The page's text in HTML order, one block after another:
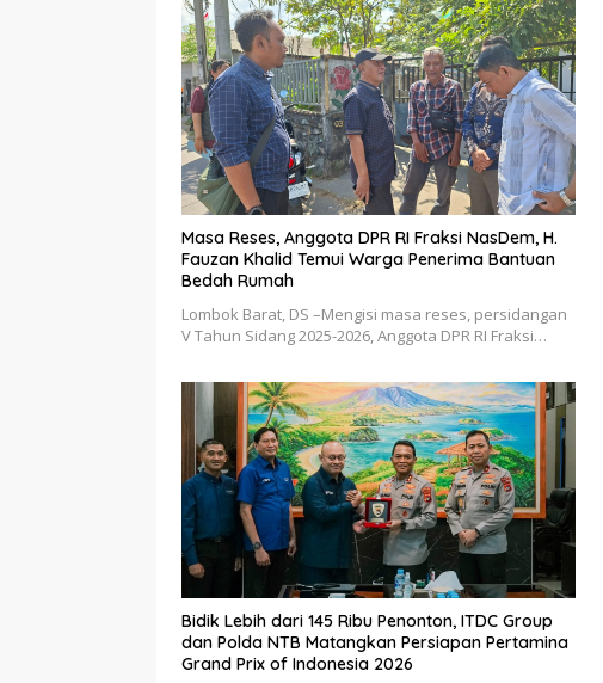
Masa Reses, Anggota DPR RI Fraksi NasDem, H.
Fauzan Khalid Temui Warga Penerima Bantuan
Bedah Rumah
Lombok Barat, DS –Mengisi masa reses, persidangan
V Tahun Sidang 2025-2026, Anggota DPR RI Fraksi…
Bidik Lebih dari 145 Ribu Penonton, ITDC Group
dan Polda NTB Matangkan Persiapan Pertamina
Grand Prix of Indonesia 2026